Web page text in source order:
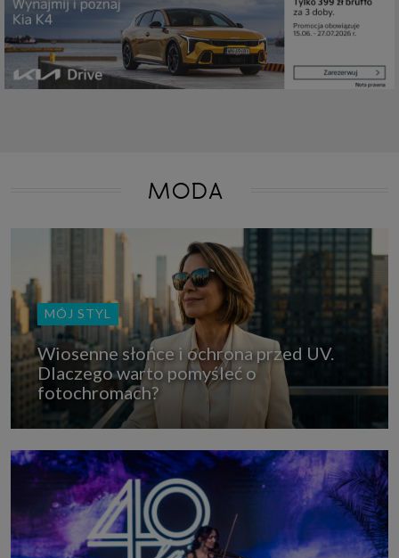
które przeglądarka wysyła do serwera przy każdorazowym wejściu na
stronę z tego urządzenia, podczas gdy odwiedzasz strony w Internecie.
Szczegółową informację na temat plików cookie i ich funkcjonowania
znajdziesz
pod tym linkiem
. Pod tym linkiem znajdziesz także informację
o tym jak zmienić ustawienia przeglądarki, aby ograniczyć lub wyłączyć
funkcjonowanie plików cookies itp. oraz jak usunąć takie pliki z Twojego
urządzenia.
chwili wycofać (cofnięcie zgody oczywiście nie uchyli zgodności z prawem
2. Masz również prawo żądania dostępu do Twoich danych osobowych, ich
sprostowania, usunięcia lub ograniczenia przetwarzania, prawo do
przeniesienia danych, wyrażenia sprzeciwu wobec przetwarzania danych
oraz prawo do wniesienia skargi do organu nadzorczego, którym w Polsce
jest Prezes Urzędu Ochrony Danych Osobowych.
Pod tym adresem
znajdziesz dodatkowe informacje dotyczące przetwarzania danych i
Twoich uprawnień.
MODA
MÓJ STYL
Wiosenne słońce i ochrona przed UV.
Dlaczego warto pomyśleć o
fotochromach?